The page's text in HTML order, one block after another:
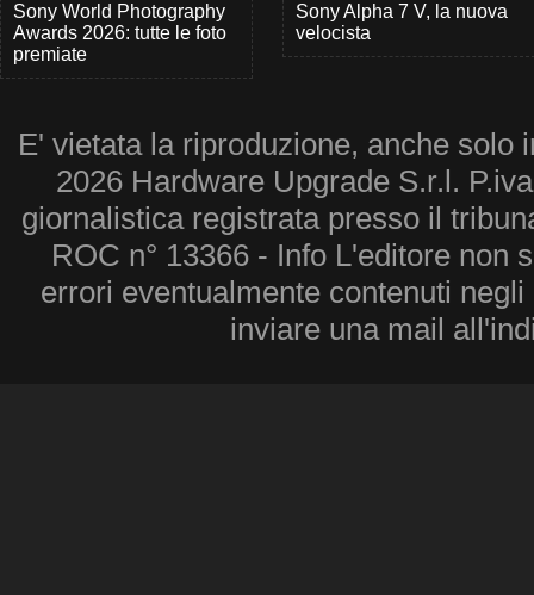
Sony World Photography
Awards 2026: tutte le foto
premiate
Sony Alpha 7 V, la nuova
velocista
E' vietata la riproduzione, anche solo
2026 Hardware Upgrade S.r.l.
giornalistica registrata presso il
ROC n° 13366 - Info L'editore non
errori eventualmente contenuti
inviare una mail